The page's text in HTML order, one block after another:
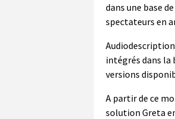
dans une base
spectateurs en
intégrés dans la
versions
A partir de ce
solution Greta